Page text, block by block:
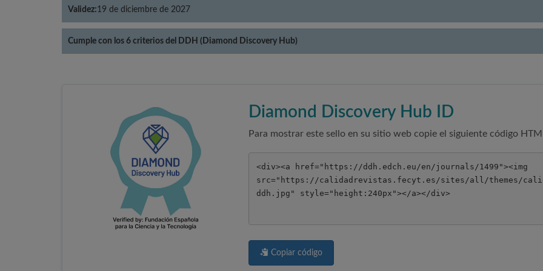
Validez:19 de diciembre de 2027
Cumple con los 6 criterios del DDH (Diamond Discovery Hub)
Diamond Discovery Hub ID
Para mostrar este sello en su sitio web copie el siguiente código
Copiar código